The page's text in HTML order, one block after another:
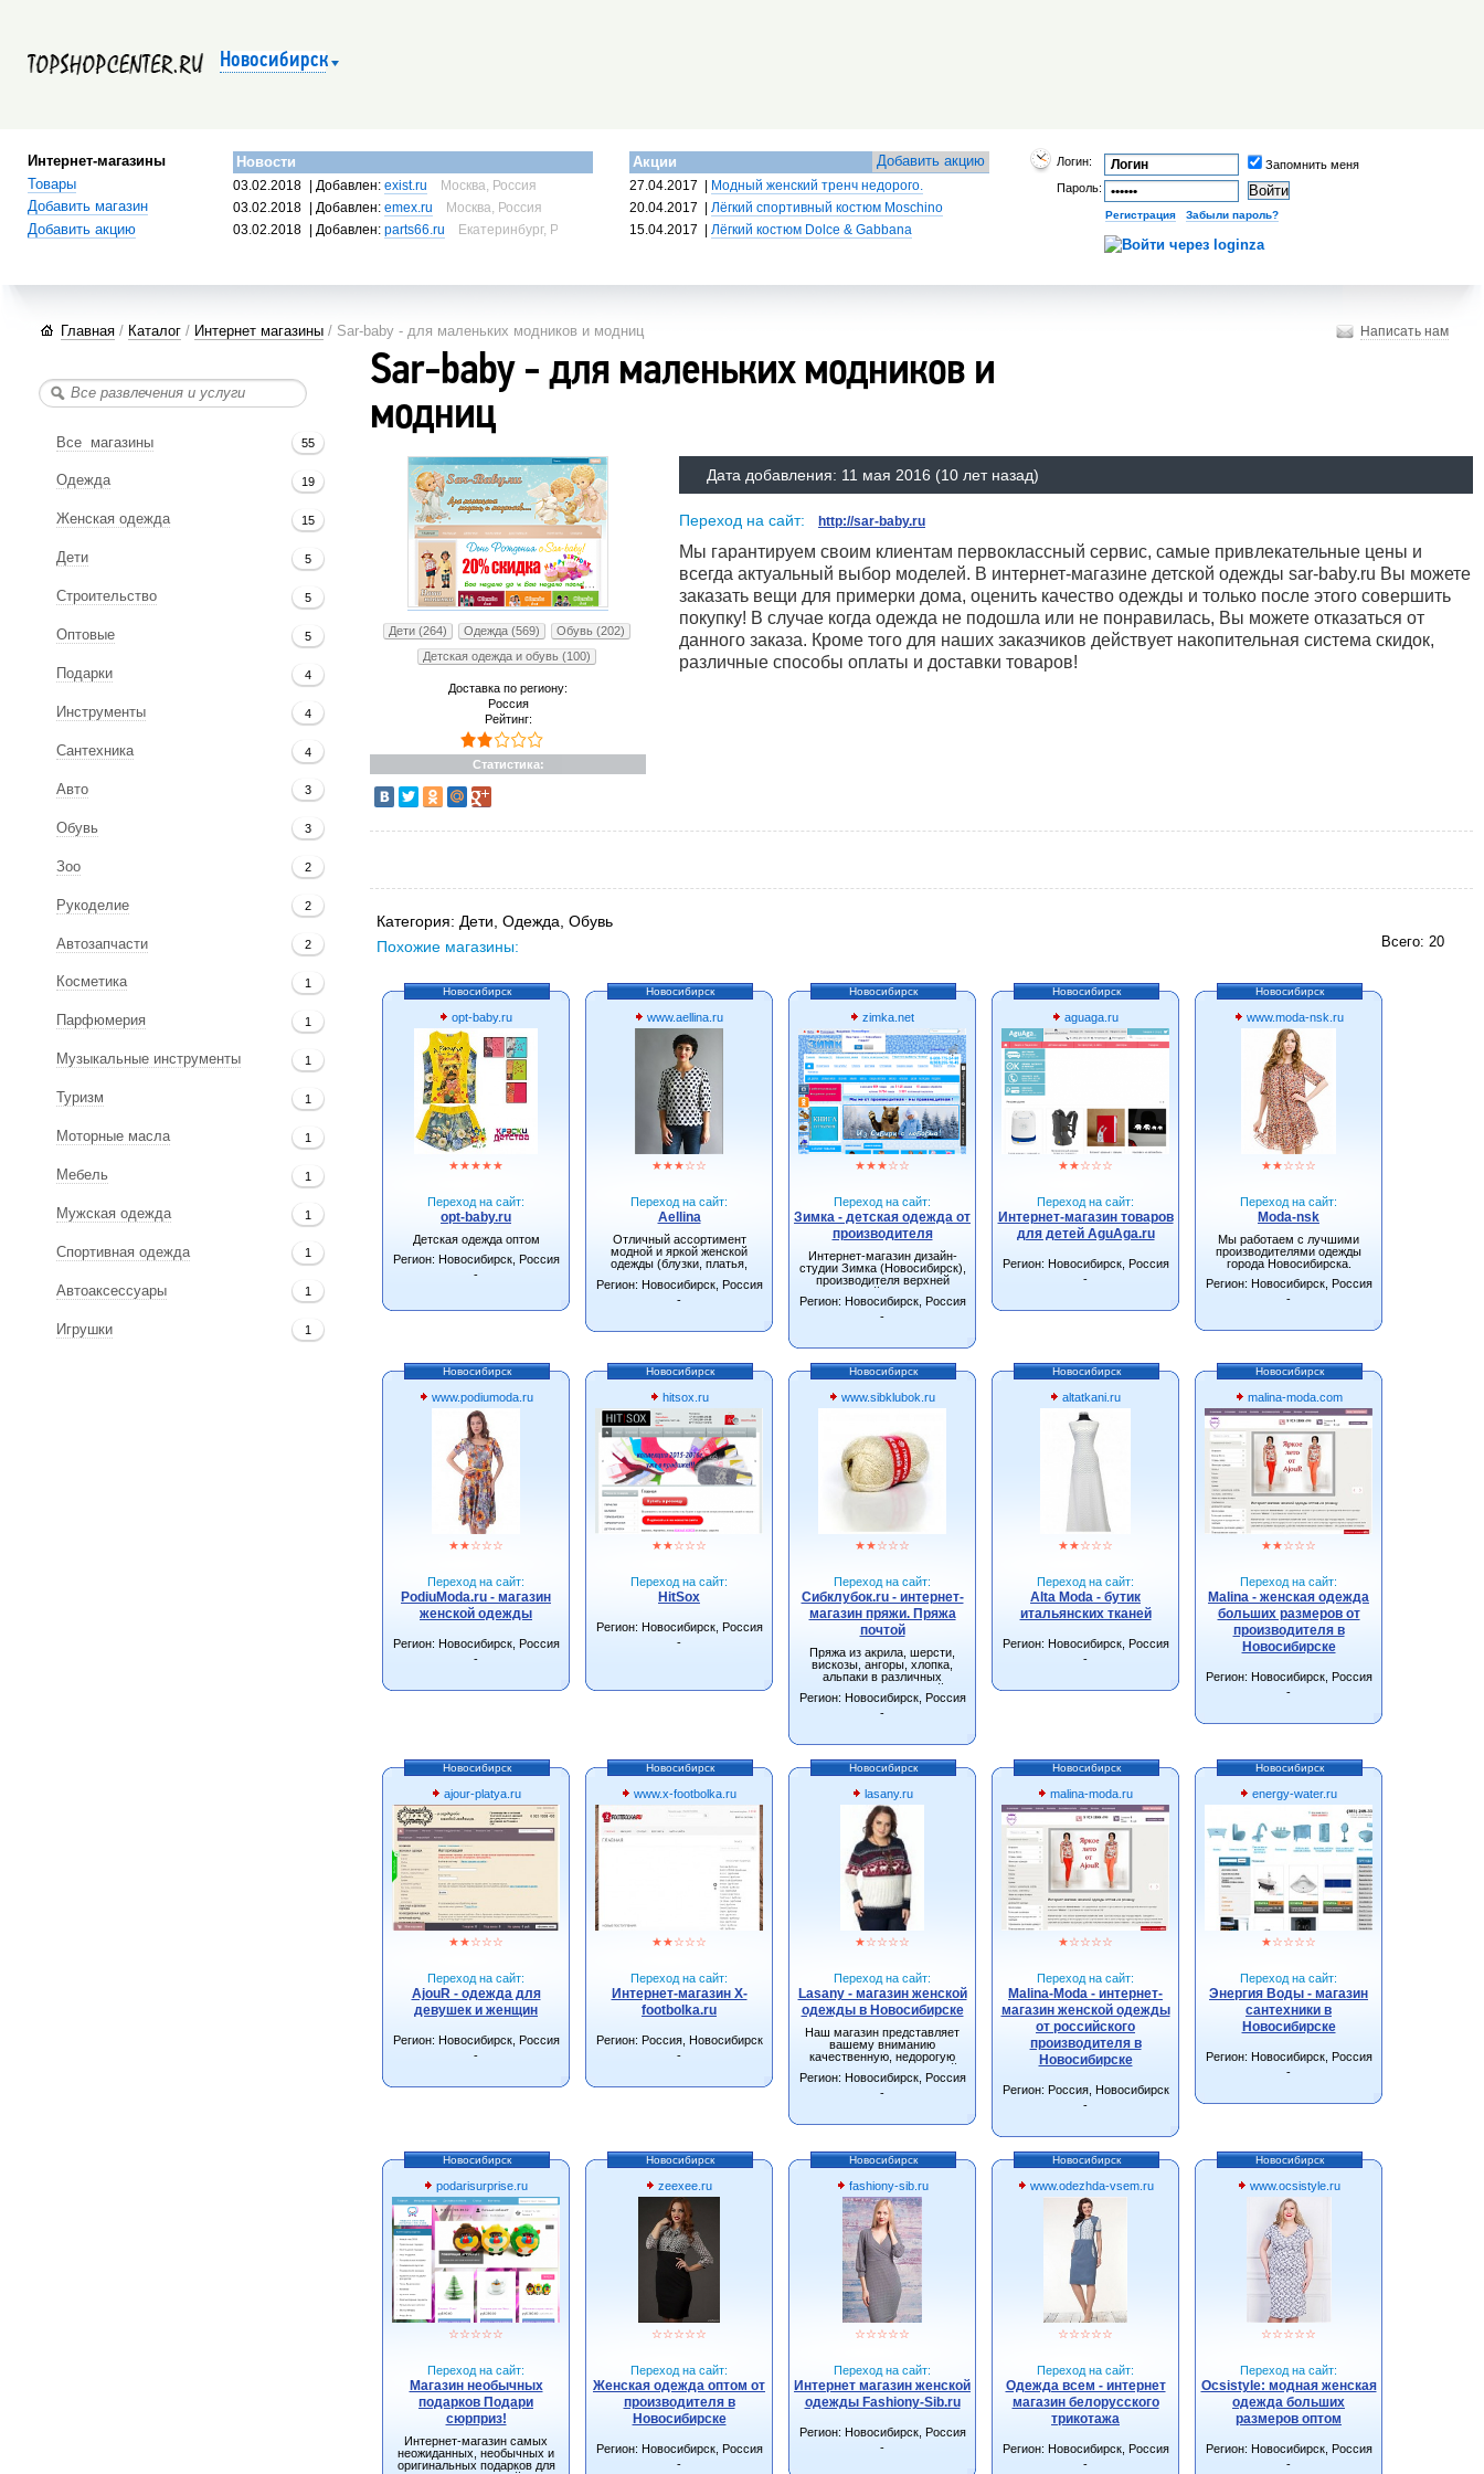
Новосибирск
Интернет-магазины
Товары
Добавить магазин
Добавить акцию
Новости
03.02.2018 | Добавлен: exist.ru
Москва, Россия
03.02.2018
| Добавлен: emex.ru
Москва, Россия
03.02.2018
| Добавлен: parts66.ru Екатеринбург, Россия
Добавить акцию
Акции
27.04.2017
Модный женский тренч недорого.
20.04.2017
Лёгкий спортивный костюм Moschino
15.04.2017
Лёгкий костюм Dolce & Gabbana
Логин:
Запомнить меня
Пароль:
Регистрация| Забыли пароль?
Написать нам
Главная / Каталог / Интернет магазины / Sar-baby - для маленьких модников и модниц
Все магазины 55
Одежда 19
Женская одежда 15
Дети 5
Строительство 5
Оптовые 5
Подарки 4
Инструменты 4
Сантехника 4
Авто 3
Обувь 3
Зоо 2
Рукоделие 2
Автозапчасти 2
Косметика 1
Парфюмерия 1
Музыкальные инструменты 1
Туризм 1
Моторные масла 1
Мебель 1
Мужская одежда 1
Спортивная одежда 1
Автоаксессуары 1
Игрушки 1
Sar-baby - для маленьких модников и
модниц
Дети (264) Одежда (569)
Обувь (202)
Детская одежда и обувь (100)
Доставка по региону:
Россия
Рейтинг:
Статистика:
Дата добавления: 11 мая 2016 (10 лет назад)
Переход на сайт: http://sar-baby.ru
Мы гарантируем своим клиентам первоклассный сервис, самые привлекательные цены и
всегда актуальный выбор моделей. В интернет-магазине детской одежды sar-baby.ru Вы можете
заказать вещи для примерки дома, оценить качество одежды и только после этого совершить
покупку! В случае когда одежда не подошла или не понравилась, Вы можете отказаться от
данного заказа. Кроме того для наших заказчиков действует накопительная система скидок,
различные способы оплаты и доставки товаров!
Категория: Дети, Одежда, Обувь
Похожие магазины:
Всего: 20
Новосибирск
opt-baby.ru
★★★★★
Переход на сайт:
opt-baby.ru
Детская одежда оптом
Регион: Новосибирск, Россия
-
Новосибирск
www.aellina.ru
★★★☆☆
Переход на сайт:
Aellina
Отличный ассортимент
модной и яркой женской
одежды (блузки, платья,
Регион: Новосибирск, Россия
-
Новосибирск
zimka.net
★★★☆☆
Переход на сайт:
Зимка - детская одежда от
производителя
Интернет-магазин дизайн-
студии Зимка (Новосибирск),
производителя верхней
детской одежды.
Регион: Новосибирск, Россия
-
Новосибирск
aguaga.ru
★★☆☆☆
Переход на сайт:
Интернет-магазин товаров
для детей AguAga.ru
Регион: Новосибирск, Россия
-
Новосибирск
www.moda-nsk.ru
★★☆☆☆
Переход на сайт:
Moda-nsk
Мы работаем с лучшими
производителями одежды
города Новосибирска.
Регион: Новосибирск, Россия
-
Новосибирск
www.podiumoda.ru
★★☆☆☆
Переход на сайт:
PodiuModa.ru - магазин
женской одежды
Регион: Новосибирск, Россия
-
Новосибирск
hitsox.ru
★★☆☆☆
Переход на сайт:
HitSox
Регион: Новосибирск, Россия
-
Новосибирск
www.sibklubok.ru
★★☆☆☆
Переход на сайт:
Сибклубок.ru - интернет-
магазин пряжи. Пряжа
почтой
Пряжа из акрила, шерсти,
вискозы, ангоры, хлопка,
альпаки в различных
сочетаниях. Большой
ассортимент спиц, крючков и
других инструментов для
Регион: Новосибирск, Россия
-
Новосибирск
altatkani.ru
★★☆☆☆
Переход на сайт:
Alta Moda - бутик
итальянских тканей
Регион: Новосибирск, Россия
-
Новосибирск
malina-moda.com
★★☆☆☆
Переход на сайт:
Malina - женская одежда
больших размеров от
производителя в
Новосибирске
Регион: Новосибирск, Россия
-
Новосибирск
ajour-platya.ru
★★☆☆☆
Переход на сайт:
AjouR - одежда для
девушек и женщин
Регион: Новосибирск, Россия
-
Новосибирск
www.x-footbolka.ru
★★☆☆☆
Переход на сайт:
Интернет-магазин X-
footbolka.ru
Регион: Россия, Новосибирск
-
Новосибирск
lasany.ru
★☆☆☆☆
Переход на сайт:
Lasany - магазин женской
одежды в Новосибирске
Наш магазин представляет
вашему вниманию
качественную, недорогую
одежду от производителей
г.Новосибирска.
Регион: Новосибирск, Россия
-
Новосибирск
malina-moda.ru
★☆☆☆☆
Переход на сайт:
Malina-Moda - интернет-
магазин женской одежды
от российского
производителя в
Новосибирске
Регион: Россия, Новосибирск
-
Новосибирск
energy-water.ru
★☆☆☆☆
Переход на сайт:
Энергия Воды - магазин
сантехники в
Новосибирске
Регион: Новосибирск, Россия
-
Новосибирск
podarisurprise.ru
☆☆☆☆☆
Переход на сайт:
Магазин необычных
подарков Подари
сюрприз!
Интернет-магазин самых
неожиданных, необычных и
оригинальных подарков для
Новосибирск
zeexee.ru
☆☆☆☆☆
Переход на сайт:
Женская одежда оптом от
производителя в
Новосибирске
Регион: Новосибирск, Россия
-
Новосибирск
fashiony-sib.ru
☆☆☆☆☆
Переход на сайт:
Интернет магазин женской
одежды Fashiony-Sib.ru
Регион: Новосибирск, Россия
-
Новосибирск
www.odezhda-vsem.ru
☆☆☆☆☆
Переход на сайт:
Одежда всем - интернет
магазин белорусского
трикотажа
Регион: Новосибирск, Россия
-
Новосибирск
www.ocsistyle.ru
☆☆☆☆☆
Переход на сайт:
Ocsistyle: модная женская
одежда больших
размеров оптом
Регион: Новосибирск, Россия
-